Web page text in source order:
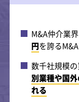
M&A仲介業
円を誇る
数千社規模の
別業種や国
れる